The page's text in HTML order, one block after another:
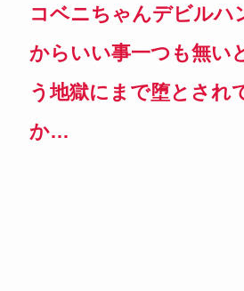
コベニちゃんデビルハ
からいい事一つも無い
う地獄にまで堕とされ
か…